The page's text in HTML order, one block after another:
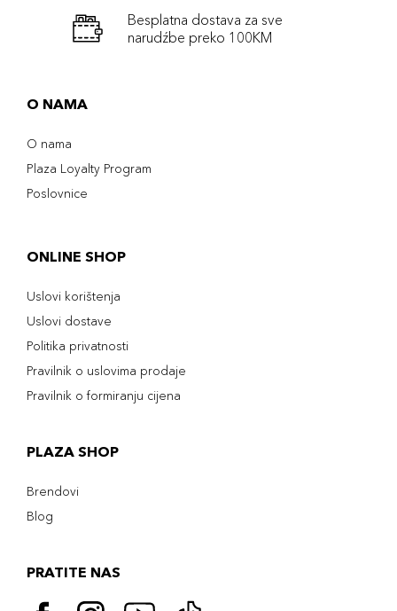
Besplatna dostava za sve
narudźbe preko 100KM
O NAMA
O nama
Plaza Loyalty Program
Poslovnice
ONLINE SHOP
Uslovi korištenja
Uslovi dostave
Politika privatnosti
Pravilnik o uslovima prodaje
Pravilnik o formiranju cijena
PLAZA SHOP
Brendovi
Blog
PRATITE NAS